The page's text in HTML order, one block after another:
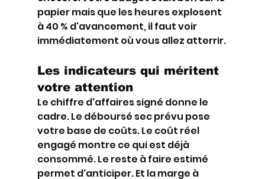
papier mais que les heures explosent
à 40 % d'avancement, il faut voir
immédiatement où vous allez atterrir.
Les indicateurs qui méritent
votre attention
Le chiffre d'affaires signé donne le
cadre. Le déboursé sec prévu pose
votre base de coûts. Le coût réel
engagé montre ce qui est déjà
consommé. Le reste à faire estimé
permet d'anticiper. Et la marge à